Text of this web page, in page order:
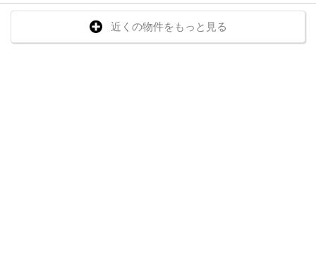
近くの物件をもっと見る